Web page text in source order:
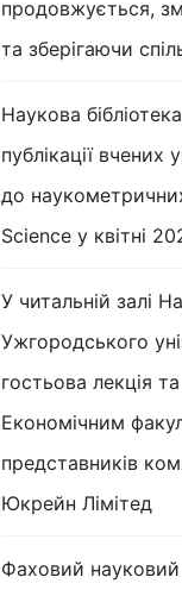
продовжується,
та зберігаючи
Наукова
публікації вчених
до
Science у квітні
У читальній залі
Ужгородського
гостьова лекція
Економічним
представників
Юкрейн Лімітед
Фаховий